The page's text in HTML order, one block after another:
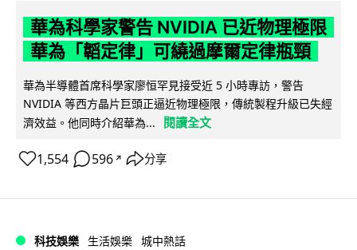
華為科學家警告 NVIDIA 已近物理極限
華為「韜定律」可繞過摩爾定律瓶頸
華為半導體首席科學家廖恒罕見接受近 5 小時專訪，警告
NVIDIA 等西方晶片巨頭正逼近物理極限，傳統製程升級已失經
濟效益。他同時介紹華為...
閱讀全文
1,554 596 ↗ 分享
科技娛樂 生活娛樂 城中熱話